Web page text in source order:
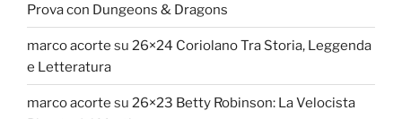
Prova con Dungeons & Dragons
marco acorte su 26×24 Coriolano Tra Storia, Leggenda
e Letteratura
marco acorte su 26×23 Betty Robinson: La Velocista